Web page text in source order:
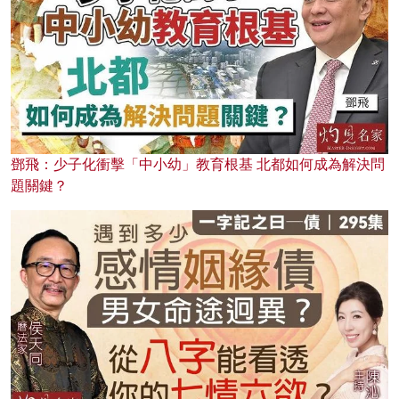
鄧飛：少子化衝擊「中小幼」教育根基 北都如何成為解決問
題關鍵？